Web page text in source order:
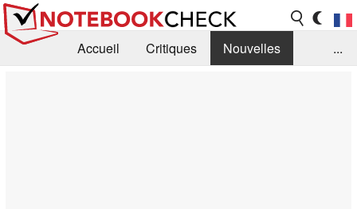
Accueil Critiques
Nouvelles
...